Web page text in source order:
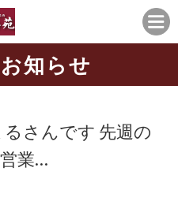
知らせ
さんです 先週の
業…